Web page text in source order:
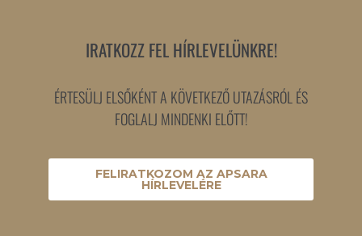
IRATKOZZ FEL HÍRLEVELÜNKRE!
ÉRTESÜLJ ELSŐKÉNT A KÖVETKEZŐ UTAZÁSRÓL ÉS
FOGLALJ MINDENKI ELŐTT!
FELIRATKOZOM AZ APSARA
HÍRLEVELÉRE